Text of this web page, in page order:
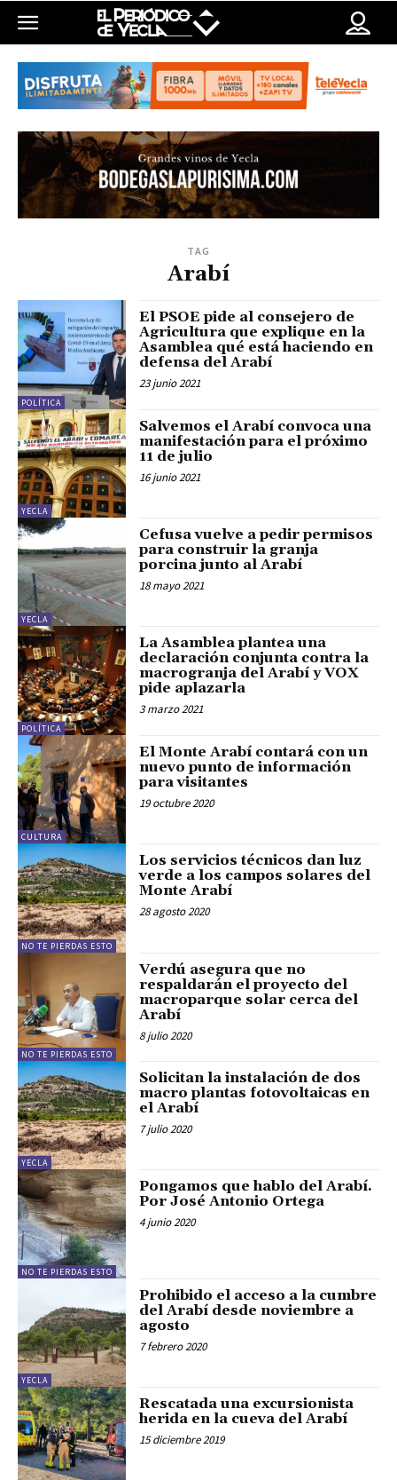
TAG
Arabí
POLÍTICA
El PSOE pide al consejero de
Agricultura que explique en la
Asamblea qué está haciendo en
defensa del Arabí
23 junio 2021
YECLA
Salvemos el Arabí convoca una
manifestación para el próximo
11 de julio
16 junio 2021
YECLA
Cefusa vuelve a pedir permisos
para construir la granja
porcina junto al Arabí
18 mayo 2021
POLÍTICA
La Asamblea plantea una
declaración conjunta contra la
macrogranja del Arabí y VOX
pide aplazarla
3 marzo 2021
CULTURA
El Monte Arabí contará con un
nuevo punto de información
para visitantes
19 octubre 2020
NO TE PIERDAS ESTO
Los servicios técnicos dan luz
verde a los campos solares del
Monte Arabí
28 agosto 2020
NO TE PIERDAS ESTO
Verdú asegura que no
respaldarán el proyecto del
macroparque solar cerca del
Arabí
8 julio 2020
YECLA
Solicitan la instalación de dos
macro plantas fotovoltaicas en
el Arabí
7 julio 2020
NO TE PIERDAS ESTO
Pongamos que hablo del Arabí.
Por José Antonio Ortega
4 junio 2020
YECLA
Prohibido el acceso a la cumbre
del Arabí desde noviembre a
agosto
7 febrero 2020
Rescatada una excursionista
herida en la cueva del Arabí
15 diciembre 2019